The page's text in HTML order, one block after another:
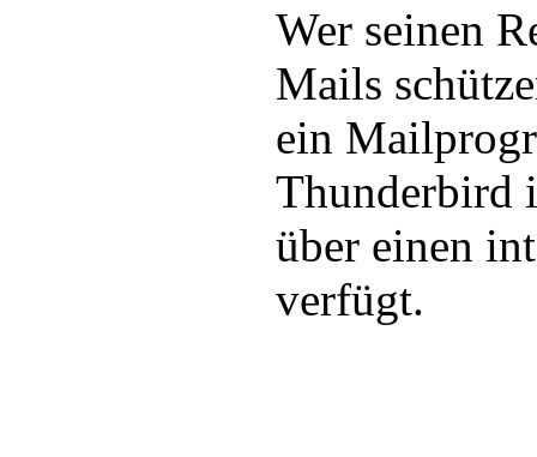
Wer seinen
Mails
ein
Thunderbird
über einen
verfügt.